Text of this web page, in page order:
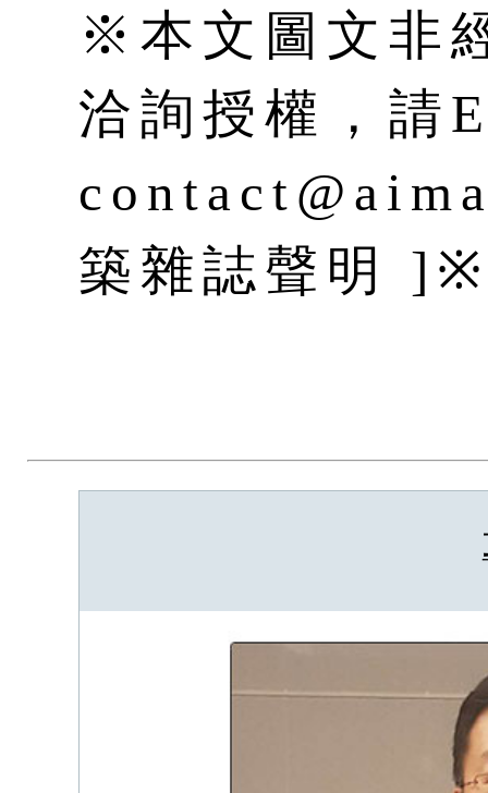
※本文圖文非
洽詢授權，請
築雜誌聲明